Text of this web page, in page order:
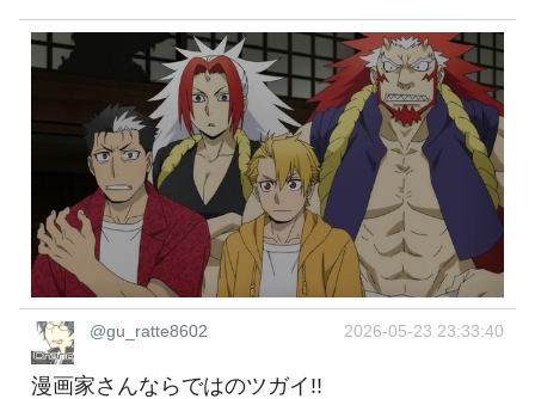
@gu_ratte8602 2026-05-23 23:33:40
漫画家さんならではのツガイ!!